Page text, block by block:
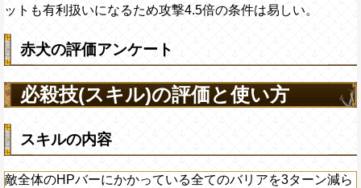
ットも有利扱いになるため攻撃4.5倍の条件は易しい。
赤犬の評価アンケート
必殺技(スキル)の評価と使い方
スキルの内容
敵全体のHPバーにかかっている全てのバリアを3ターン減ら